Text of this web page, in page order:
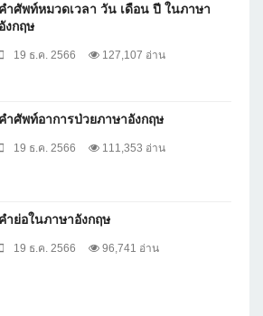
คำศัพท์หมวดเวลา วัน เดือน ปี ในภาษา
อังกฤษ
19 ธ.ค. 2566 127,107 อ่าน
คำศัพท์อาการป่วยภาษาอังกฤษ
19 ธ.ค. 2566 111,353 อ่าน
คำย่อในภาษาอังกฤษ
19 ธ.ค. 2566 96,741 อ่าน